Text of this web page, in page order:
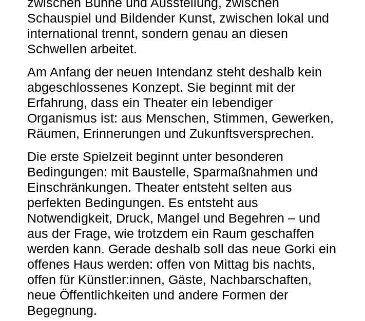
Schauspiel und Bildender Kunst, zwischen lokal und
international trennt, sondern genau an diesen
Schwellen arbeitet.
Am Anfang der neuen Intendanz steht deshalb kein
abgeschlossenes Konzept. Sie beginnt mit der
Erfahrung, dass ein Theater ein lebendiger
Organismus ist: aus Menschen, Stimmen, Gewerken,
Räumen, Erinnerungen und Zukunftsversprechen.
Die erste Spielzeit beginnt unter besonderen
Bedingungen: mit Baustelle, Sparmaßnahmen und
Einschränkungen. Theater entsteht selten aus
perfekten Bedingungen. Es entsteht aus
Notwendigkeit, Druck, Mangel und Begehren – und
aus der Frage, wie trotzdem ein Raum geschaffen
werden kann. Gerade deshalb soll das neue Gorki ein
offenes Haus werden: offen von Mittag bis nachts,
offen für Künstler:innen, Gäste, Nachbarschaften,
neue Öffentlichkeiten und andere Formen der
Begegnung.